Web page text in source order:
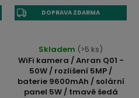
DOPRAVA ZDARMA
WiFi kamera / Anran Q01 -
50W / rozlišení 5MP /
baterie 9600mAh / solární
panel 5W / tmavě šedá
Skladem (>5 ks)